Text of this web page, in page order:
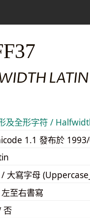
及全形字符 /
1.1 發布於
大寫字母
至右書寫
否